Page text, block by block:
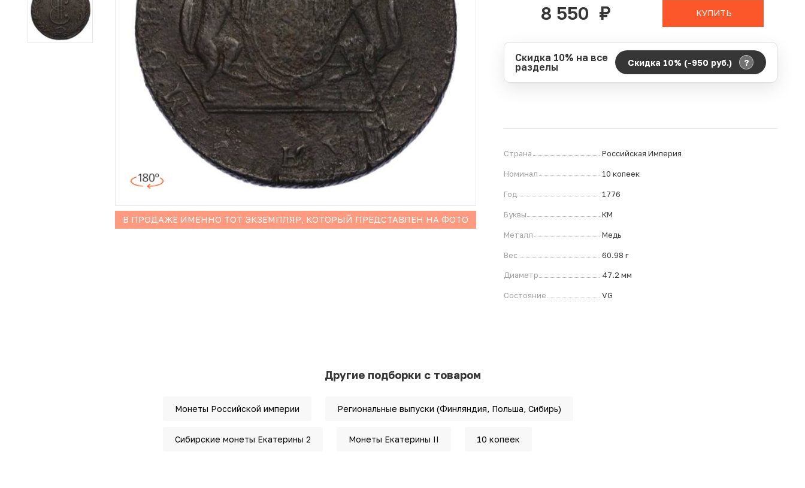
Иностранные монеты
Неофициальные выпуски монет (Unusual)
Античные и средневековые монеты
В ПРОДАЖЕ ИМЕННО ТОТ ЭКЗЕМПЛЯР, КОТОРЫЙ ПРЕДСТАВЛЕН НА ФОТО
8 550 руб. КУПИТЬ
Скидка 10% на все
разделы
Скидка 10% (-950 руб.) ?
Страна Российская Империя
Номинал 10 копеек
Год 1776
Буквы КМ
Металл Медь
Вес 60.98 г
Диаметр 47.2 мм
Состояние VG
Другие подборки с товаром
Монеты Российской империи Региональные выпуски (Финляндия, Польша, Сибирь)
Сибирские монеты Екатерины 2 Монеты Екатерины II 10 копеек